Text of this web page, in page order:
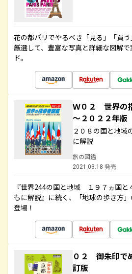
花の都パリでやるべき「見る」「買
厳選して、豊富な写真と詳細な図解
ド。
Ｗ０２ 世界の
～２０２２年版
２０８の国と地域
に解説
旅の図鑑
2021.03.18 発売
『世界244の国と地域 １９７ヵ国と
もに解説』に続く、「地球の歩き方
登場！
０２ 御朱印で
訂版